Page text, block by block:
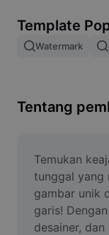
Gabung
Ubah Ukuran
Pembuat Meme
AI Text
AI People
Template
Watermark
Tentang
Temukan
tunggal yang
gambar unik
garis!
desainer,